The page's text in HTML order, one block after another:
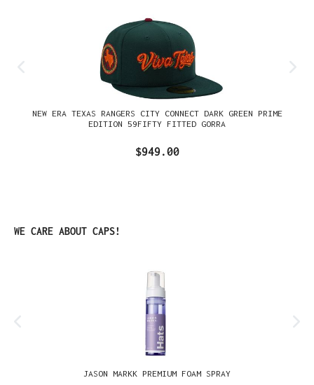
NEW ERA TEXAS RANGERS CITY CONNECT DARK GREEN PRIME
EDITION 59FIFTY FITTED GORRA
$949.00
Omitir la galería de productos
WE CARE ABOUT CAPS!
JASON MARKK PREMIUM FOAM SPRAY